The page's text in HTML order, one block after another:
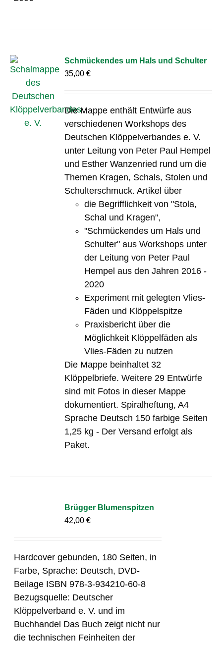
Schmückendes um Hals und Schulter
35,00€
Die Mappe enthält Entwürfe aus
verschiedenen Workshops des
Deutschen Klöppelverbandes e. V.
unter Leitung von Peter Paul Hempel
und Esther Wanzenried rund um die
Themen Kragen, Schals, Stolen und
Schulterschmuck. Artikel über
die Begrifflichkeit von "Stola,
Schal und Kragen",
"Schmückendes um Hals und
Schulter" aus Workshops unter
der Leitung von Peter Paul
Hempel aus den Jahren 2016 -
2020
Experiment mit gelegten Vlies-
Fäden und Klöppelspitze
Praxisbericht über die
Möglichkeit Klöppelfäden als
Vlies-Fäden zu nutzen
Die Mappe beinhaltet 32
Klöppelbriefe. Weitere 29 Entwürfe
sind mit Fotos in dieser Mappe
dokumentiert. Spiralheftung, A4
Sprache Deutsch 150 farbige Seiten
1,25 kg - Der Versand erfolgt als
Paket.
Brügger Blumenspitzen
42,00€
Hardcover gebunden, 180 Seiten, in
Farbe, Sprache: Deutsch, DVD-
Beilage ISBN 978-3-934210-60-8
Bezugsquelle: Deutscher
Klöppelverband e. V. und im
Buchhandel Das Buch zeigt nicht nur
die technischen Feinheiten der